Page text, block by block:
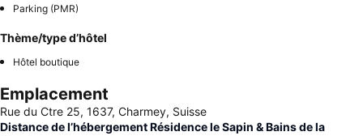
Parking (PMR)
Thème/type d’hôtel
Hôtel boutique
Emplacement
Rue du Ctre 25, 1637, Charmey, Suisse
Distance de l’hébergement Résidence le Sapin & Bains de la